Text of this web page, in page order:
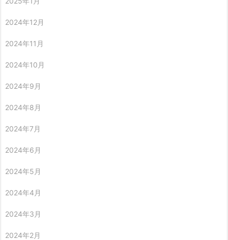
2024年12月
2024年11月
2024年10月
2024年9月
2024年8月
2024年7月
2024年6月
2024年5月
2024年4月
2024年3月
2024年2月